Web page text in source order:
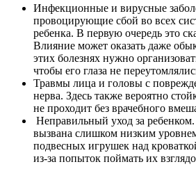
Инфекционные и вирусные
провоцирующие сбой во всех
ребенка. В первую очередь это
Влияние может оказать даже
этих болезнях нужно
чтобы его глаза не
Травмы лица и головы с
нерва. Здесь также вероятно
не проходит без врачебного
Неправильный уход за
вызвана слишком низким
подвесных игрушек над
из-за попыток поймать их